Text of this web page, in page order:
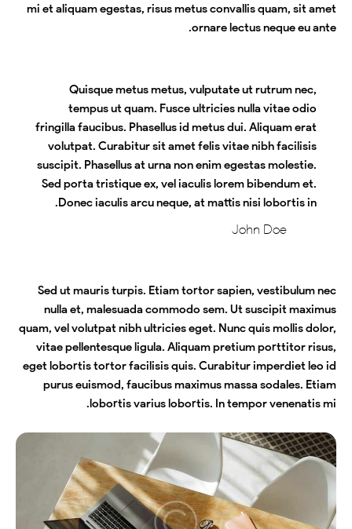
mi et aliquam egestas, risus metus convallis quam, sit amet
ornare lectus neque eu ante.
Quisque metus metus, vulputate ut rutrum nec,
tempus ut quam. Fusce ultricies nulla vitae odio
fringilla faucibus. Phasellus id metus dui. Aliquam erat
volutpat. Curabitur sit amet felis vitae nibh facilisis
suscipit. Phasellus at urna non enim egestas molestie.
Sed porta tristique ex, vel iaculis lorem bibendum et.
Donec iaculis arcu neque, at mattis nisi lobortis in.
John Doe
Sed ut mauris turpis. Etiam tortor sapien, vestibulum nec
nulla et, malesuada commodo sem. Ut suscipit maximus
quam, vel volutpat nibh ultricies eget. Nunc quis mollis dolor,
vitae pellentesque ligula. Aliquam pretium porttitor risus,
eget lobortis tortor facilisis quis. Curabitur imperdiet leo id
purus euismod, faucibus maximus massa sodales. Etiam
lobortis varius lobortis. In tempor venenatis mi.